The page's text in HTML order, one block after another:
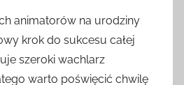
animatorów na urodziny
krok do sukcesu całej
szeroki wachlarz
warto poświęcić chwilę